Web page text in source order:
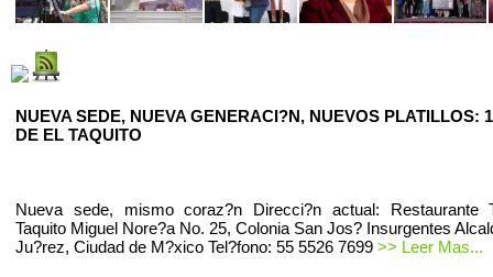
NUEVA SEDE, NUEVA GENERACI?N, NUEVOS PLATILLOS:
DE EL TAQUITO
Nueva sede, mismo coraz?n Direcci?n actual: Restaurante
Taquito Miguel Nore?a No. 25, Colonia San Jos? Insurgentes
Ju?rez, Ciudad de M?xico Tel?fono: 55 5526 7699 >> Leer Mas...